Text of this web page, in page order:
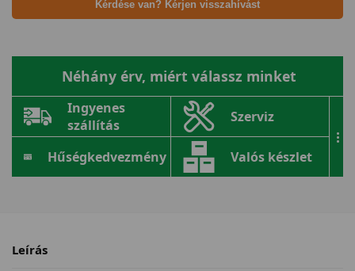
Kérdése van? Kérjen visszahívást
Néhány érv, miért válassz minket
Ingyenes
szállítás
Szerviz
Hűségkedvezmény Valós készlet
...
Leírás